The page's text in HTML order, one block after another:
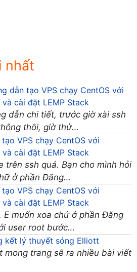
nhất
dẫn tạo VPS chạy CentOS với
cài đặt LEMP Stack
dẫn chi tiết, trước giờ xài ssh
thôi, giờ thử…
VPS chạy CentOS với
cài đặt LEMP Stack
trên ssh quá. Bạn cho mình hỏi
ở phần Đăng…
VPS chạy CentOS với
cài đặt LEMP Stack
E muốn xoa chứ ở phần Đăng
user root bước…
kết lý thuyết sóng Elliott
mong trang sẽ ra nhiều bài viết